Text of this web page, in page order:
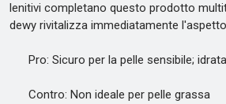
lenitivi completano questo prodotto
dewy rivitalizza immediatamente
Pro: Sicuro per la pelle sensibile;
Contro: Non ideale per pelle grassa